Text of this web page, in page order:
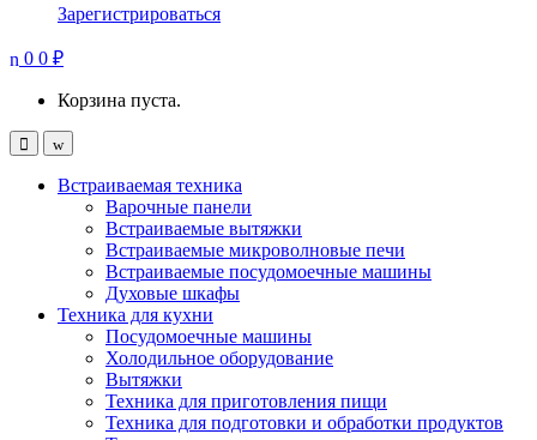
Зарегистрироваться
0 0 ₽
Корзина пуста.
Встраиваемая техника
Варочные панели
Встраиваемые вытяжки
Встраиваемые микроволновые печи
Встраиваемые посудомоечные машины
Духовые шкафы
Техника для кухни
Посудомоечные машины
Холодильное оборудование
Вытяжки
Техника для приготовления пищи
Техника для подготовки и обработки продуктов